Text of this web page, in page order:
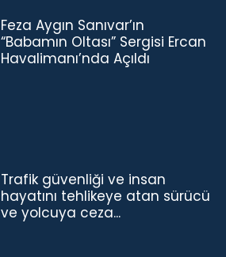
Feza Aygın Sanıvar’ın
“Babamın Oltası” Sergisi Ercan
Havalimanı’nda Açıldı
Trafik güvenliği ve insan
hayatını tehlikeye atan sürücü
ve yolcuya ceza...